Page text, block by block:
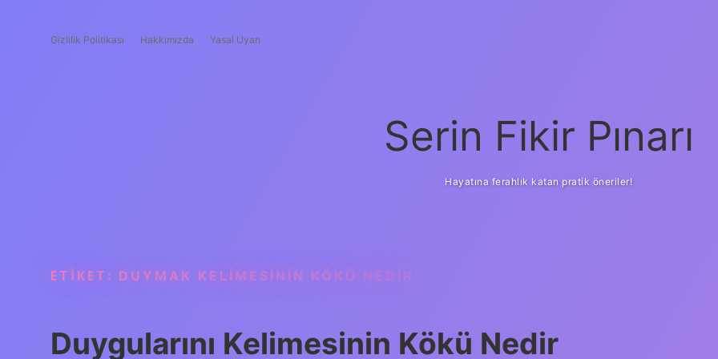
Gizlilik Politikası Hakkımızda Yasal Uyarı
Serin Fikir Pınarı
Hayatına ferahlık katan pratik öneriler!
ETIKET: DUYMAK KELIMESININ KÖKÜ NEDIR
Duygularını Kelimesinin Kökü Nedir